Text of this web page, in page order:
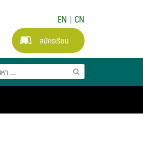
EN | CN
สมัครเรียน